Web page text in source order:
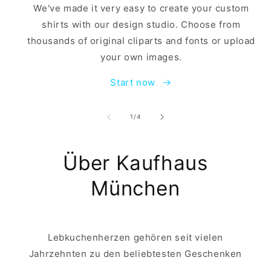
We've made it very easy to create your custom
shirts with our design studio. Choose from
thousands of original cliparts and fonts or upload
your own images.
Start now
1 /of
4
Über Kaufhaus
München
Lebkuchenherzen gehören seit vielen
Jahrzehnten zu den beliebtesten Geschenken